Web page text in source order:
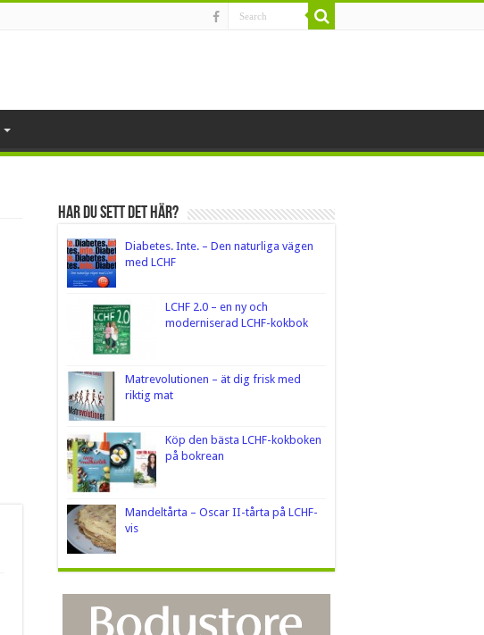
Har du sett det här?
Diabetes. Inte. – Den naturliga vägen
med LCHF
LCHF 2.0 – en ny och
moderniserad LCHF-kokbok
Matrevolutionen – ät dig frisk med
riktig mat
Köp den bästa LCHF-kokboken
på bokrean
Mandeltårta – Oscar II-tårta på LCHF-
vis